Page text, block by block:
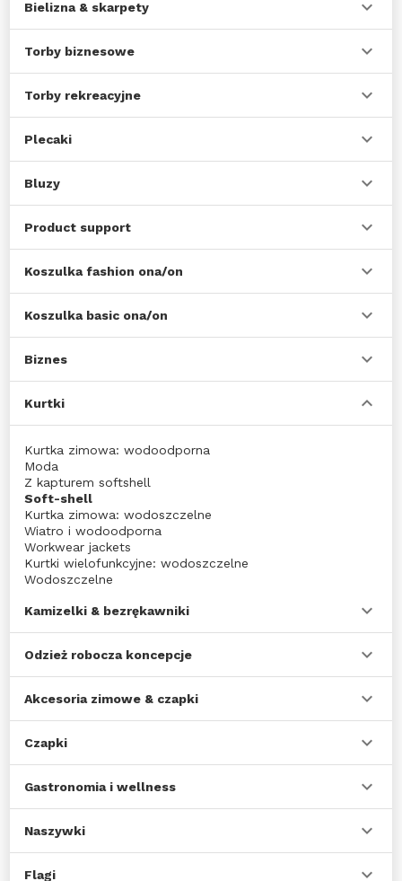
Bielizna & skarpety
Torby biznesowe
Torby rekreacyjne
Plecaki
Bluzy
Product support
Koszulka fashion ona/on
Koszulka basic ona/on
Biznes
Kurtki
Kurtka zimowa: wodoodporna
Moda
Z kapturem softshell
Soft-shell
Kurtka zimowa: wodoszczelne
Wiatro i wodoodporna
Workwear jackets
Kurtki wielofunkcyjne: wodoszczelne
Wodoszczelne
Kamizelki & bezrękawniki
Odzież robocza koncepcje
Akcesoria zimowe & czapki
Czapki
Gastronomia i wellness
Naszywki
Flagi